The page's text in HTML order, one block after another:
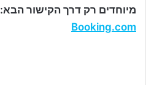
מיוחדים רק דרך הקישור הבא:
Booking.com